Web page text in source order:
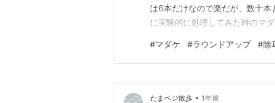
は6本だけなので楽だが、数十
に実験的に処理してみた時のマ
#マダケ #ラウンドアップ #除
たまベジ散歩 • 1年前